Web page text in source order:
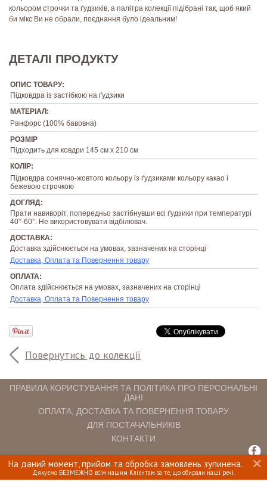
На даний момент, прийом та обробка замовлень зупинена.
Дякуємо БЕЗМЕЖНО всім нашим Клієнтам за те, що обирали наші речі.
Повернутись до колекції
кольором строчки та ґудзиків, а палітра колекції підібрані так, щоб який
би мікс Ви не обрали, поєднання було ідеальним!
ДЕТАЛІ ПРОДУКТУ
ОПИС ТОВАРУ:
Підковдра із застібкою на ґудзики
МАТЕРІАЛ:
Ранфорс (100% бавовна)
РОЗМІР
Підходить для ковдри 145 см х 210 см
КОЛІР:
Підковдра сонячно-жовтого кольору із ґудзиками кольору какао і
бежевою строчкою
ДОГЛЯД:
Прати навиворіт, попередньо застібнувши всі ґудзики при температурі
40°-60°. Не використовувати відбілювач.
ДОСТАВКА:
Доставка здійснюється на умовах, зазначених на сторінці
Доставка, Оплата та Повернення товару
ОПЛАТА:
Оплата здійснюється на умовах, зазначених на сторінці
Доставка, Оплата та Повернення товару
ПРАВИЛА КОРИСТУВАННЯ ТА ПОЛІТИКА ПРО ПЕРСОНАЛЬНІ
ДАНІ
ОПЛАТА, ДОСТАВКА ТА ПОВЕРНЕННЯ ТОВАРУ
ДЛЯ ПОСТАЧАЛЬНИКІВ
КОНТАКТИ
INTERIOMANIA © 2018. ВСІ ПРАВА ЗАХИЩЕНІ.